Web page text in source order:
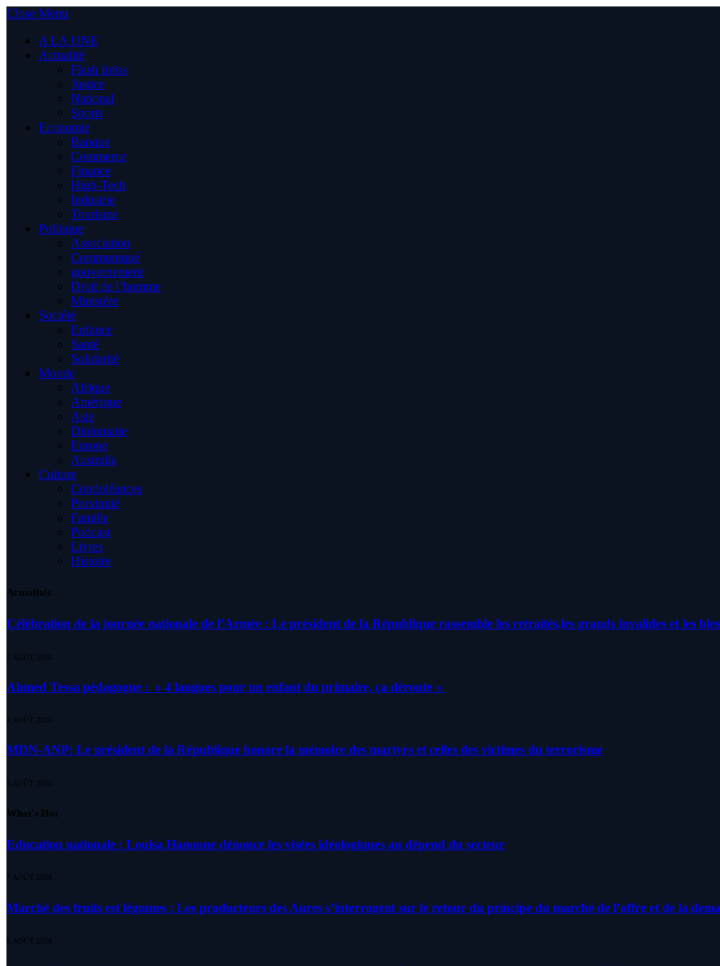
Close Menu
A LA UNE
Actualité
Flash Infos
Justice
National
Sports
Economie
Banque
Commerce
Finance
High-Tech
Industrie
Tourisme
Politique
Association
Communiqué
gouvernement
Droit de l’homme
Ministère
Société
Enfance
Santé
Solidarité
Monde
Afrique
Amérique
Asie
Diplomatie
Europe
Australia
Culture
Condoléances
Proximité
Famille
Podcast
Livres
Histoire
Actualités
Célébration de la journée nationale de l’Armée : Le président de la République rassemble les retraités,les grands invalides et les
5 AOÛT 2026
Ahmed Tessa pédagogue : » 4 langues pour un enfant du primaire, ça déroute «
4 AOÛT 2026
MDN-ANP: Le président de la République honore la mémoire des martyrs et celles des victimes du terrorisme
4 AOÛT 2026
What's Hot
Education nationale : Louisa Hanoune dénonce les visées idéologiques au dépend du secteur
7 AOÛT 2026
Marché des fruits est légumes : Les producteurs des Aures s’interrogent sur le retour du principe du marché de l’offre et de la
6 AOÛT 2026